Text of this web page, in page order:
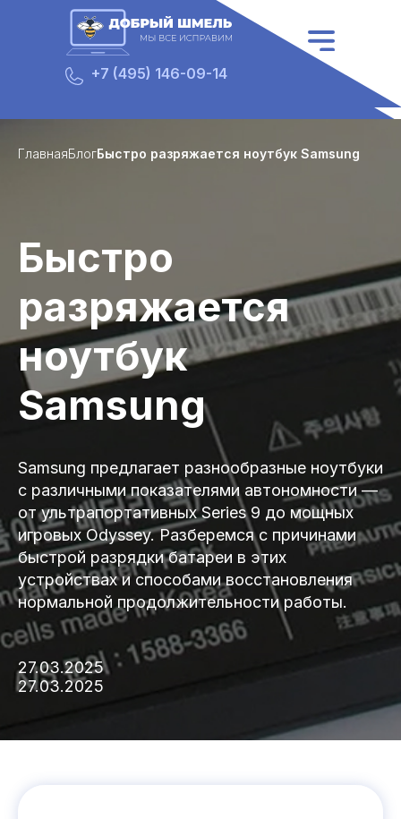
+7 (495) 146-09-14
ГлавнаяБлогБыстро разряжается ноутбук Samsung
Быстро
разряжается
ноутбук
Samsung
Samsung предлагает разнообразные ноутбуки
с различными показателями автономности —
от ультрапортативных Series 9 до мощных
игровых Odyssey. Разберемся с причинами
быстрой разрядки батареи в этих
устройствах и способами восстановления
нормальной продолжительности работы.
27.03.2025
27.03.2025